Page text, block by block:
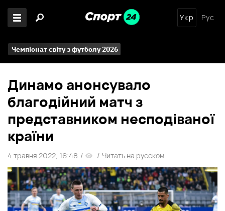
Укр Рус
Чемпіонат світу з футболу 2026
Динамо анонсувало
благодійний матч з
представником несподіваної
країни
4 травня 2022, 16:48 / / Читать на русском